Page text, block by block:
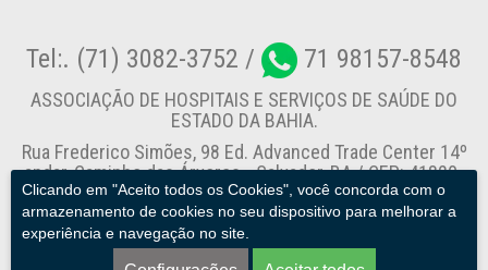
Clicando em "Aceito todos os Cookies", você concorda com o
armazenamento de cookies no seu dispositivo para melhorar a
experiência e navegação no site.
Tel:. (71) 3082-3752 / 71 98157-8548
ASSOCIAÇÃO DE HOSPITAIS E SERVIÇOS DE SAÚDE DO
ESTADO DA BAHIA.
Rua Frederico Simões, 98 Ed. Advanced Trade Center 14º
andar, Caminho das Árvores - Salvador-BA / CEP: 41820-
774
Canal de Denúncia